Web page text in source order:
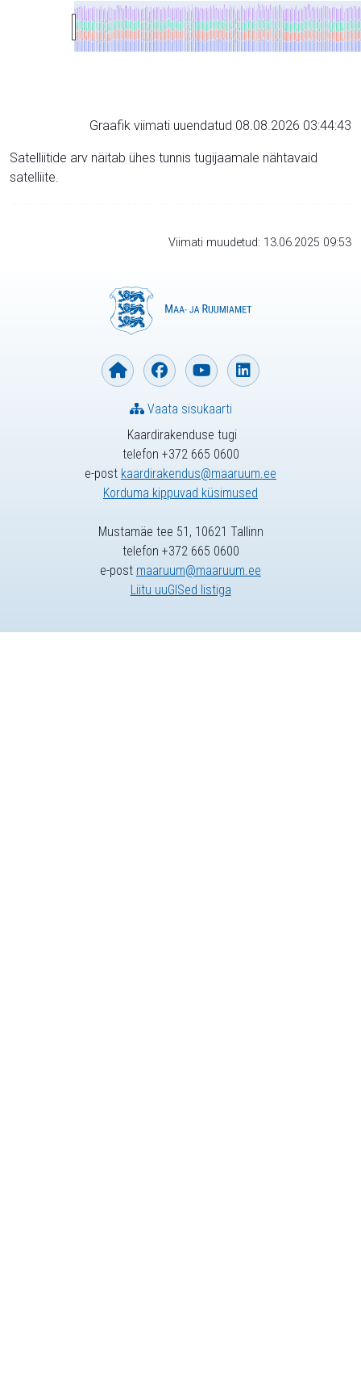
Graafik viimati uuendatud 08.08.2026 03:44:43
Satelliitide arv näitab ühes tunnis tugijaamale nähtavaid
satelliite.
Viimati muudetud: 13.06.2025 09:53
Kaardirakenduse tugi
telefon +372 665 0600
e-post kaardirakendus@maaruum.ee
Korduma kippuvad küsimused
Vaata sisukaarti
Mustamäe tee 51, 10621 Tallinn
telefon +372 665 0600
e-post maaruum@maaruum.ee
Liitu uuGISed listiga